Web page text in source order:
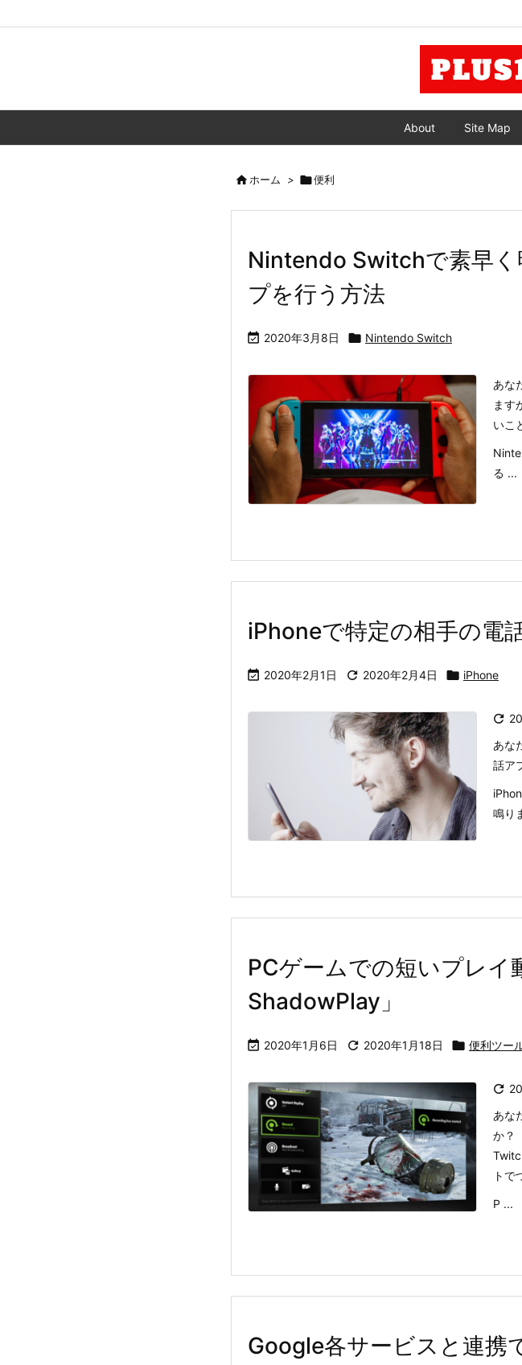
About Site Map
ホーム > 便利
Nintendo Switchで素早
プを行う方法
 2020年3月8日  Nintendo Switch
あな
ます
いこ
る ...
iPhoneで特定の相手の電
 2020年2月1日  2020年2月4日  iPhone

あな
話ア
鳴り
PCゲームでの短いプレイ
ShadowPlay」
 2020年1月6日  2020年1月18日  便利ツー

あな
か？
トで
P ...
Google各サービスと連携